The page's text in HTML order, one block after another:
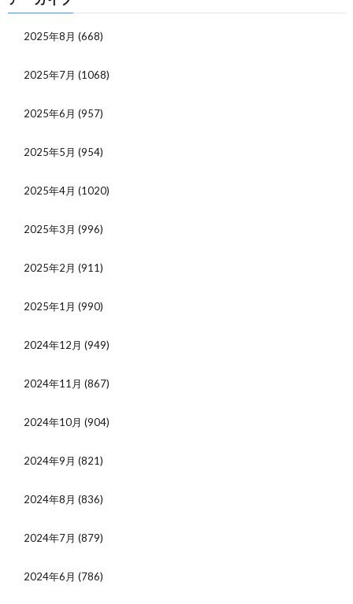
2025年8月 (668)
2025年7月 (1068)
2025年6月 (957)
2025年5月 (954)
2025年4月 (1020)
2025年3月 (996)
2025年2月 (911)
2025年1月 (990)
2024年12月 (949)
2024年11月 (867)
2024年10月 (904)
2024年9月 (821)
2024年8月 (836)
2024年7月 (879)
2024年6月 (786)